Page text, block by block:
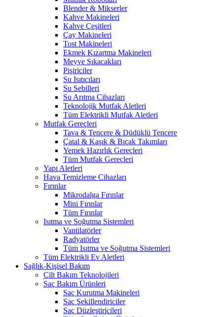
Blender & Mikserler
Kahve Makineleri
Kahve Çeşitleri
Çay Makineleri
Tost Makineleri
Ekmek Kızartma Makineleri
Meyve Sıkacakları
Pişiriciler
Su Isıtıcıları
Su Sebilleri
Su Arıtma Cihazları
Teknolojik Mutfak Aletleri
Tüm Elektrikli Mutfak Aletleri
Mutfak Gereçleri
Tava & Tencere & Düdüklü Tencere
Çatal & Kaşık & Bıçak Takımları
Yemek Hazırlık Gereçleri
Tüm Mutfak Gereçleri
Yapı Aletleri
Hava Temizleme Cihazları
Fırınlar
Mikrodalga Fırınlar
Mini Fırınlar
Tüm Fırınlar
Isıtma ve Soğutma Sistemleri
Vantilatörler
Radyatörler
Tüm Isıtma ve Soğutma Sistemleri
Tüm Elektrikli Ev Aletleri
Sağlık-Kişisel Bakım
Cilt Bakım Teknolojileri
Saç Bakım Ürünleri
Saç Kurutma Makineleri
Saç Şekillendiriciler
Saç Düzleştiricileri